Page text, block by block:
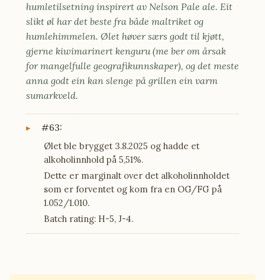
humletilsetning inspirert av Nelson Pale ale. Eit
slikt øl har det beste fra både maltriket og
humlehimmelen. Ølet høver særs godt til kjøtt,
gjerne kiwimarinert kenguru (me ber om årsak
for mangelfulle geografikunnskaper), og det meste
anna godt ein kan slenge på grillen ein varm
sumarkveld.
#63:
Ølet ble brygget 3.8.2025 og hadde et
alkoholinnhold på 5,51%.
Dette er marginalt over det alkoholinnholdet
som er forventet og kom fra en OG/FG på
1.052/1.010.
Batch rating: H-5, J-4.